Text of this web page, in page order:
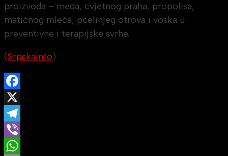
proizvoda – meda, cvjetnog praha, propolisa,
matičnog mleča, pčelinjeg otrova i voska u
preventivne i terapijske svrhe.
(Srpskainfo)
Facebook
X
Telegram
Viber